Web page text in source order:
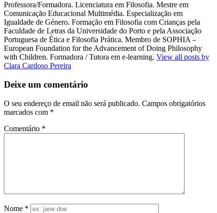
Professora/Formadora. Licenciatura em Filosofia. Mestre em
Comunicação Educacional Multimédia. Especialização em
Igualdade de Género. Formação em Filosofia com Crianças pela
Faculdade de Letras da Universidade do Porto e pela Associação
Portuguesa de Ética e Filosofia Prática. Membro de SOPHIA –
European Foundation for the Advancement of Doing Philosophy
with Children. Formadora / Tutora em e-learning. View all posts by
Clara Cardoso Pereira
Deixe um comentário
O seu endereço de email não será publicado. Campos obrigatórios
marcados com *
Comentário *
Nome *